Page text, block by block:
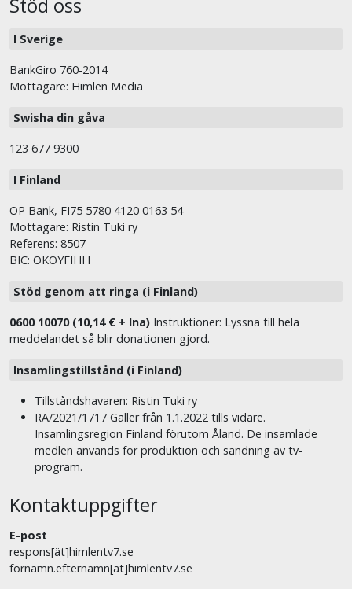
Stöd oss
I Sverige
BankGiro 760-2014
Mottagare: Himlen Media
Swisha din gåva
123 677 9300
I Finland
OP Bank, FI75 5780 4120 0163 54
Mottagare: Ristin Tuki ry
Referens: 8507
BIC: OKOYFIHH
Stöd genom att ringa (i Finland)
0600 10070 (10,14 € + lna) Instruktioner: Lyssna till hela
meddelandet så blir donationen gjord.
Insamlingstillstånd (i Finland)
Tillståndshavaren: Ristin Tuki ry
RA/2021/1717 Gäller från 1.1.2022 tills vidare.
Insamlingsregion Finland förutom Åland. De insamlade
medlen används för produktion och sändning av tv-
program.
Kontaktuppgifter
E-post
respons[ät]himlentv7.se
fornamn.efternamn[ät]himlentv7.se